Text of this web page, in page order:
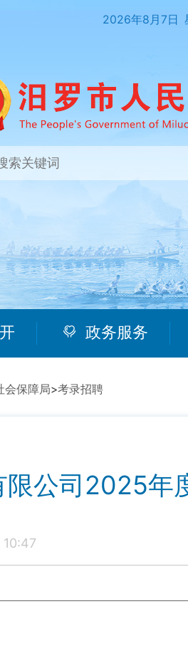
2026年8月7日
政务服务
会保障局>考录招聘
公司2025年